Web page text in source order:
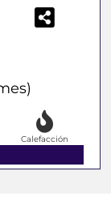
Calefacción